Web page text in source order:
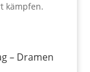
kämpfen.
– Dramen